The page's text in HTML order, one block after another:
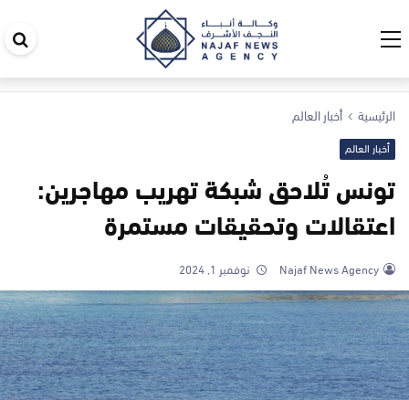
الرئيسية أخبار العالم
أخبار العالم
تونس تُلاحق شبكة تهريب مهاجرين:
اعتقالات وتحقيقات مستمرة
Najaf News Agency نوفمبر 1, 2024